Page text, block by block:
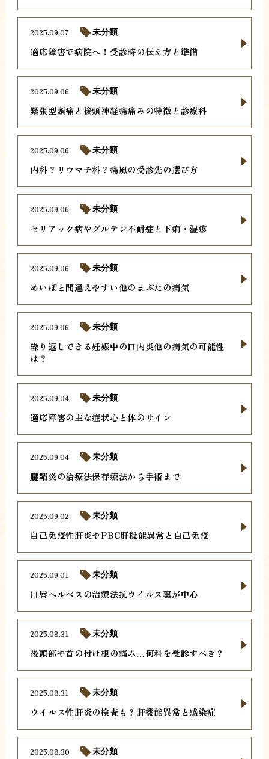
適応障害で病院へ！受診時の伝え方と準備
2025.09.07 未分類
緊張型頭痛と後頭神経痛痛みの特徴と診療科
2025.09.06 未分類
内科？リウマチ科？痛風の受診先の選び方
2025.09.06 未分類
セリアック病やグルテン不耐症と下痢・湿疹
2025.09.06 未分類
めいぼと間違えやすい他のまぶたの病気
2025.09.06 未分類
繰り返しできる妊娠中の口内炎他の病気の可能性
は？
2025.09.06 未分類
適応障害の主な症状心と体のサイン
2025.09.04 未分類
腱鞘炎の治療法保存療法から手術まで
2025.09.04 未分類
自己免疫性肝炎やPBC肝機能異常と自己免疫
2025.09.02 未分類
口唇ヘルペスの治療法抗ウイルス薬が中心
2025.09.01 未分類
後頭部や首の付け根の痛み…何科を受診すべき？
2025.08.31 未分類
ウイルス性肝炎の検査も？肝機能異常と感染症
2025.08.31 未分類
2025.08.30 未分類